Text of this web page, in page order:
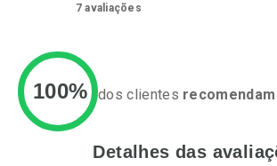
Ativar Desconto Ativar
7 avaliações
100% dos clientes recomendam
Detalhes das